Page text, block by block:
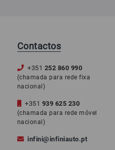
Contactos
+351 252 860 990
(chamada para rede fixa
nacional)
+351 939 625 230
(chamada para rede móvel
nacional)
infini@infiniauto.pt